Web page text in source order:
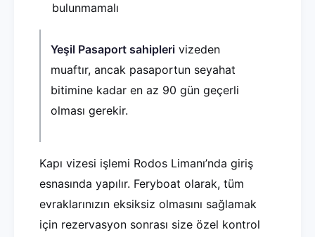
bulunmamalı
Yeşil Pasaport sahipleri vizeden
muaftır, ancak pasaportun seyahat
bitimine kadar en az 90 gün geçerli
olması gerekir.
Kapı vizesi işlemi Rodos Limanı’nda giriş
esnasında yapılır. Feryboat olarak, tüm
evraklarınızın eksiksiz olmasını sağlamak
için rezervasyon sonrası size özel kontrol